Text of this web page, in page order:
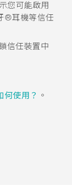
您可能啟用
®耳機等信任
信任裝置中
何使用？ 。